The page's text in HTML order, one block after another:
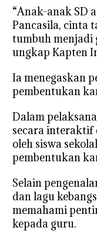
e
o
l
a
S
D
‎“Anak-anak SD
Pancasila, cinta
tumbuh menjadi
ungkap Kapten
‎Ia menegaskan
pembentukan
‎Dalam
secara interaktif
oleh siswa
pembentukan
‎Selain
dan lagu
memahami
kepada guru.